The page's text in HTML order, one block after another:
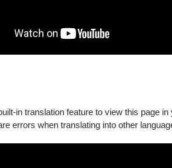
in translation feature to view this page
errors when translating into other